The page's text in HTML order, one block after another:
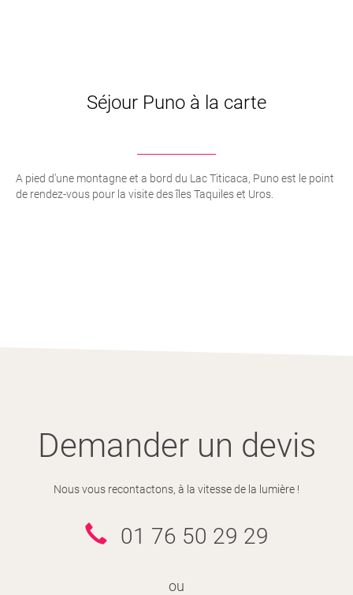
Séjour Puno à la carte
A pied d’une montagne et a bord du Lac Titicaca, Puno est le point
de rendez-vous pour la visite des îles Taquiles et Uros.
Demander un devis
Nous vous recontactons, à la vitesse de la lumière !
01 76 50 29 29
ou